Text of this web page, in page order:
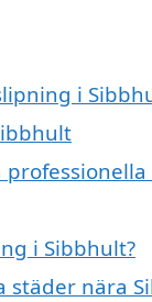
i
i Sibbhult?
städer nära